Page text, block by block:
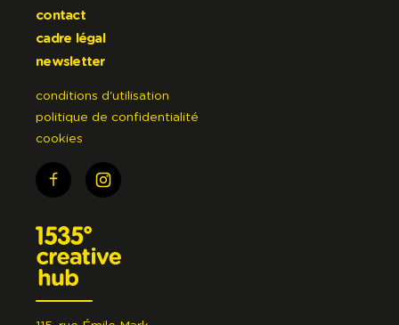
contact
cadre légal
newsletter
conditions d'utilisation
politique de confidentialité
cookies